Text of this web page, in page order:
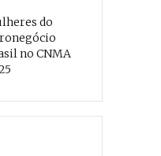
do
no CNMA